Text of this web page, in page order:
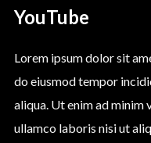
YouTube
Lorem ipsum dolor sit
do eiusmod tempor
aliqua. Ut enim ad minim
ullamco laboris nisi ut